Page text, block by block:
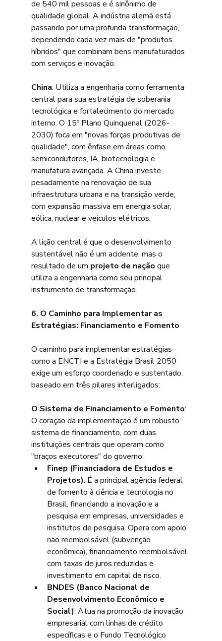
de 540 mil pessoas e é sinônimo de
qualidade global. A indústria alemã está
passando por uma profunda transformação,
dependendo cada vez mais de "produtos
híbridos" que combinam bens manufaturados
com serviços e inovação.
China: Utiliza a engenharia como ferramenta
central para sua estratégia de soberania
tecnológica e fortalecimento do mercado
interno. O 15º Plano Quinquenal (2026-
2030) foca em "novas forças produtivas de
qualidade", com ênfase em áreas como
semicondutores, IA, biotecnologia e
manufatura avançada. A China investe
pesadamente na renovação de sua
infraestrutura urbana e na transição verde,
com expansão massiva em energia solar,
eólica, nuclear e veículos elétricos.
A lição central é que o desenvolvimento
sustentável não é um acidente, mas o
resultado de um projeto de nação que
utiliza a engenharia como seu principal
instrumento de transformação.
6. O Caminho para Implementar as
Estratégias: Financiamento e Fomento
O caminho para implementar estratégias
como a ENCTI e a Estratégia Brasil 2050
exige um esforço coordenado e sustentado,
baseado em três pilares interligados:
O Sistema de Financiamento e Fomento:
O coração da implementação é um robusto
sistema de financiamento, com duas
instituições centrais que operam como
"braços executores" do governo:
Finep (Financiadora de Estudos e
Projetos): É a principal agência federal
de fomento à ciência e tecnologia no
Brasil, financiando a inovação e a
pesquisa em empresas, universidades e
institutos de pesquisa. Opera com apoio
não reembolsável (subvenção
econômica), financiamento reembolsável
com taxas de juros reduzidas e
investimento em capital de risco.
BNDES (Banco Nacional de
Desenvolvimento Econômico e
Social): Atua na promoção da inovação
empresarial com linhas de crédito
específicas e o Fundo Tecnológico